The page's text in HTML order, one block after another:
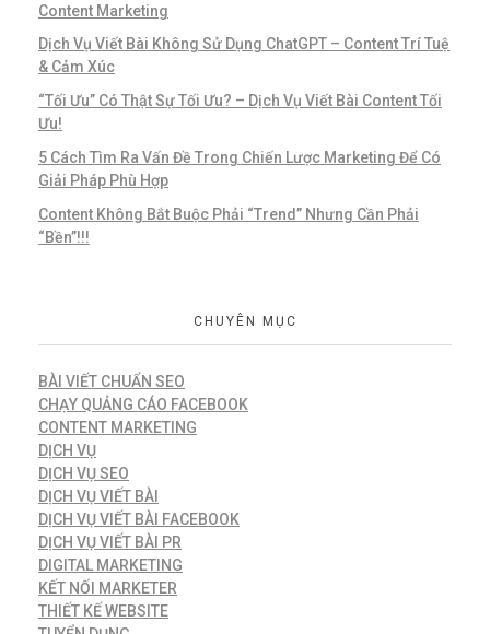
Content Marketing
Dịch Vụ Viết Bài Không Sử Dụng ChatGPT – Content Trí Tuệ
& Cảm Xúc
“Tối Ưu” Có Thật Sự Tối Ưu? – Dịch Vụ Viết Bài Content Tối
Ưu!
5 Cách Tìm Ra Vấn Đề Trong Chiến Lược Marketing Để Có
Giải Pháp Phù Hợp
Content Không Bắt Buộc Phải “Trend” Nhưng Cần Phải
“Bền”!!!
CHUYÊN MỤC
BÀI VIẾT CHUẨN SEO
CHẠY QUẢNG CÁO FACEBOOK
CONTENT MARKETING
DỊCH VỤ
DỊCH VỤ SEO
DỊCH VỤ VIẾT BÀI
DỊCH VỤ VIẾT BÀI FACEBOOK
DỊCH VỤ VIẾT BÀI PR
DIGITAL MARKETING
KẾT NỐI MARKETER
THIẾT KẾ WEBSITE